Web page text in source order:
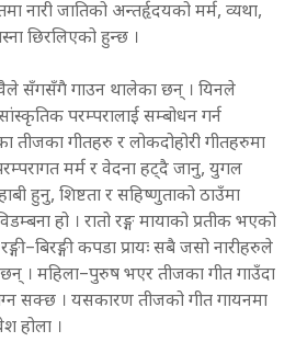
नारी जातिको अन्तर्हृदयको मर्म, व्यथा,
छिरलिएको हुन्छ ।
सँगसँगै गाउन थालेका छन् । यिनले
परम्परालाई सम्बोधन गर्न
गीतहरु र लोकदोहोरी गीतहरुमा
मर्म र वेदना हट्दै जानु, युगल
हुनु, शिष्टता र सहिष्णुताको ठाउँमा
हो । रातो रङ्ग मायाको प्रतीक भएको
कपडा प्रायः सबै जसो नारीहरुले
। महिला–पुरुष भएर तीजका गीत गाउँदा
सक्छ । यसकारण तीजको गीत गायनमा
होला ।